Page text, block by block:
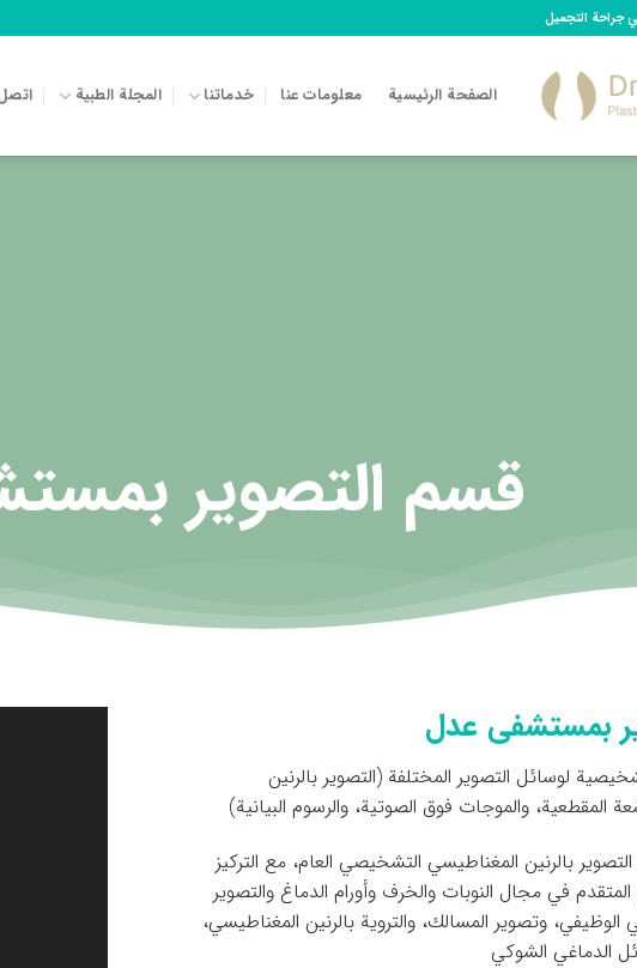
جراحة التجميل
الصفحة الرئيسية معلومات عنا خدماتنا المجلة الطبية
قسم التصوير
بمستشفى عدل
لوسائل التصوير المختلفة (التصوير بالرنين
المقطعية، والموجات فوق الصوتية، والرسوم البيانية)
التصوير بالرنين المغناطيسي التشخيصي العام، مع التركيز
في مجال النوبات والخرف وأورام الدماغ والتصوير
الوظيفي، وتصوير المسالك، والتروية بالرنين المغناطيسي،
الدماغي الشوكي